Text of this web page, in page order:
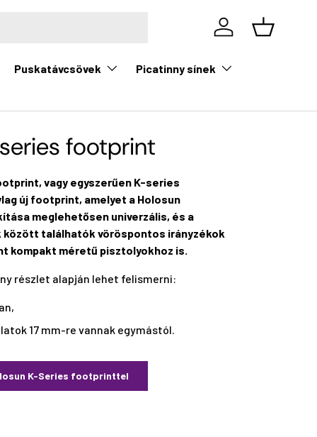
Bejelentkezés
Kosár
Puskatávcsövek Picatinny sínek
footprint
vagy egyszerűen K-series
új footprint, amelyet a Holosun
meglehetősen univerzális, és a
között találhatók vöröspontos irányzékok
kompakt méretű pisztolyokhoz is.
részlet alapján lehet felismerni:
17 mm-re vannak egymástól.
K-Series footprinttel